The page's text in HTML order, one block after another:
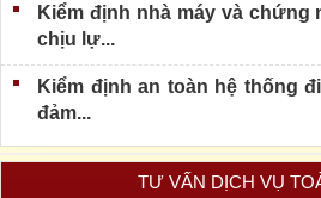
Kiểm định nhà máy và chứng
chịu lự...
Kiểm định an toàn hệ thống
đảm...
TƯ VẤN DỊCH VỤ